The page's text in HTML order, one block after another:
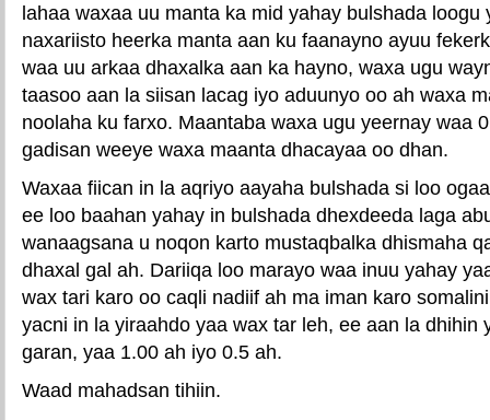
lahaa waxaa uu manta ka mid yahay bulshada loogu
naxariisto heerka manta aan ku faanayno ayuu
waa uu arkaa dhaxalka aan ka hayno, waxa ugu
taasoo aan la siisan lacag iyo aduunyo oo ah waxa
noolaha ku farxo. Maantaba waxa ugu yeernay waa
gadisan weeye waxa maanta dhacayaa oo dhan.
Waxaa fiican in la aqriyo aayaha bulshada si loo
ee loo baahan yahay in bulshada dhexdeeda laga
wanaagsana u noqon karto mustaqbalka dhismaha
dhaxal gal ah. Dariiqa loo marayo waa inuu yahay
wax tari karo oo caqli nadiif ah ma iman karo
yacni in la yiraahdo yaa wax tar leh, ee aan la dhihin
garan, yaa 1.00 ah iyo 0.5 ah.
Waad mahadsan tihiin.